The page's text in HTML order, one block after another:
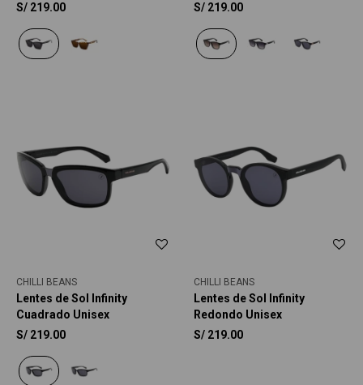
S/ 219.00
S/ 219.00
CHILLI BEANS
Lentes de Sol Infinity
Cuadrado Unisex
S/ 219.00
CHILLI BEANS
Lentes de Sol Infinity
Redondo Unisex
S/ 219.00